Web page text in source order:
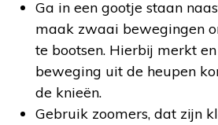
Ga in een gootje staan
maak zwaai bewegingen
te bootsen. Hierbij merkt
beweging uit de heupen
de knieën.
Gebruik zoomers, dat zijn